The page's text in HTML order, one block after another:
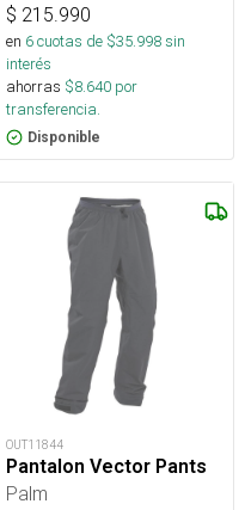
$ 215.990
en 6cuotas de $35.998sin
interés
ahorras $8.640 por
transferencia.
Disponible
OUT11844
Pantalon Vector Pants
Palm